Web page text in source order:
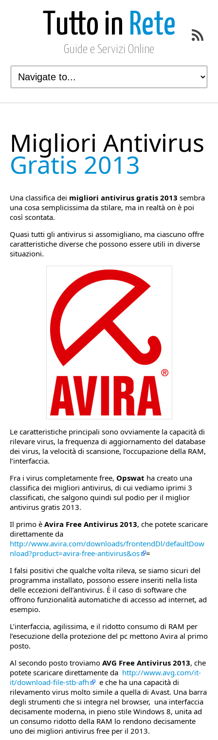
Tutto in Rete
Guide e Servizi Online
Migliori Antivirus
Gratis 2013
Una classifica dei migliori antivirus gratis 2013 sembra
una cosa semplicissima da stilare, ma in realtà on è poi
così scontata.
Quasi tutti gli antivirus si assomigliano, ma ciascuno offre
caratteristiche diverse che possono essere utili in diverse
situazioni.
Le caratteristiche principali sono ovviamente la capacità di
rilevare virus, la frequenza di aggiornamento del database
dei virus, la velocità di scansione, l’occupazione della RAM,
l’interfaccia.
Fra i virus completamente free, Opswat ha creato una
classifica dei migliori antivirus, di cui vediamo iprimi 3
classificati, che salgono quindi sul podio per il miglior
antivirus gratis 2013.
Il primo è Avira Free Antivirus 2013, che potete scaricare
direttamente da
http://www.avira.com/downloads/frontendDl/defaultDow
nload?product=avira-free-antivirus&os
=
I falsi positivi che qualche volta rileva, se siamo sicuri del
programma installato, possono essere inseriti nella lista
delle eccezioni dell’antivirus. È il caso di software che
offrono funzionalità automatiche di accesso ad internet, ad
esempio.
L’interfaccia, agilissima, e il ridotto consumo di RAM per
l’esecuzione della protezione del pc mettono Avira al primo
posto.
Al secondo posto troviamo AVG Free Antivirus 2013, che
potete scaricare direttamente da http://www.avg.com/it-
it/download-file-stb-afh
e che ha una capacità di
rilevamento virus molto simile a quella di Avast. Una barra
degli strumenti che si integra nel browser, una interfaccia
decisamente moderna, in pieno stile Windows 8, unita ad
un consumo ridotto della RAM lo rendono decisamente
uno dei migliori antivirus free per il 2013.